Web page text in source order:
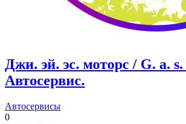
Джи. эй. эс. моторс / G. a.
Автосервис.
Автосервисы
0